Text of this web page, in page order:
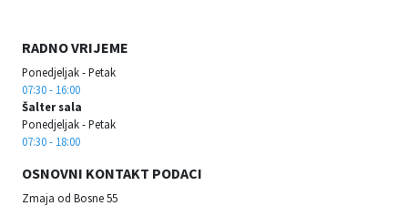
RADNO VRIJEME
Ponedjeljak - Petak
07:30 - 16:00
Šalter sala
Ponedjeljak - Petak
07:30 - 18:00
OSNOVNI KONTAKT PODACI
Zmaja od Bosne 55